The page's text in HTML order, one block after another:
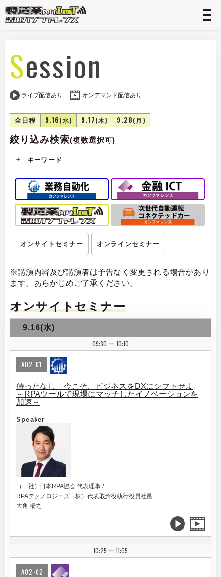
Session
全日程 9.16(水) 9.17(木) 9.28(月)
ライブ配信あり オンデマンド配信あり
絞り込み検索(複数選択可)
キーワード
オンサイトセミナー オンラインセミナー
※講演内容及び講演者は予告なく変更される場合があり
ます。あらかじめご了承ください。
オンサイトセミナー
9.16(水)
09:30
| 10:10
A02-01
待ったなし 今こそ、ビジネスをDXにシフトせよ
～RPAツールで現場にマッチしたイノベーションを
加速～
Speaker
（一社）日本RPA協会 代表理事 /
RPAテクノロジーズ（株）代表取締役執行役員社長
大角 暢之
10:25 | 11:05
A02-02